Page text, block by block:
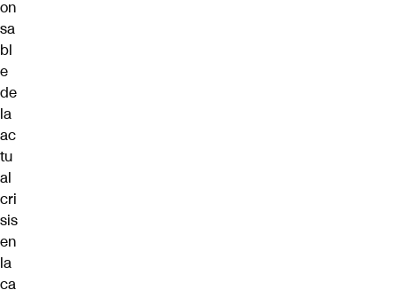
on
sa
bl
e
de
la
ac
tu
al
cri
sis
en
la
ca